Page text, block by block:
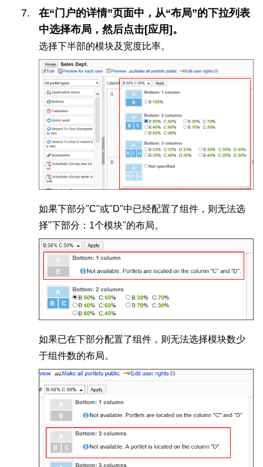
在“门户的详情”页面中，从“布局”的下拉列表
中选择布局，然后点击[应用]。
选择下半部的模块及宽度比率。
如果下部分"C"或"D"中已经配置了组件，则无法选
择"下部分：1个模块"的布局。
如果已在下部分配置了组件，则无法选择模块数少
于组件数的布局。